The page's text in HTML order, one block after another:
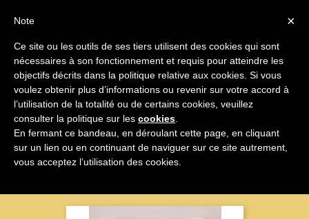


TV Et Accessoires
Nom, A à Z 
×
Note
Ce site ou les outils de ses tiers utilisent des cookies qui sont
nécessaires à son fonctionnement et requis pour atteindre les
objectifs décrits dans la politique relative aux cookies. Si vous
voulez obtenir plus d’informations ou revenir sur votre accord à
l’utilisation de la totalité ou de certains cookies, veuillez
consulter la politique sur les cookies
En fermant ce bandeau, en déroulant cette page, en cliquant
sur un lien ou en continuant de naviguer sur ce site autrement,
vous acceptez l’utilisation des cookies.